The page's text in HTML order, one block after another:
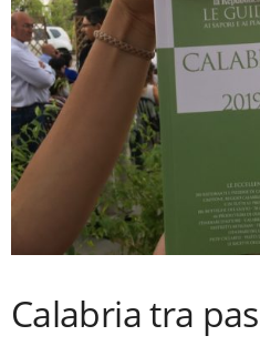
Calabria tra